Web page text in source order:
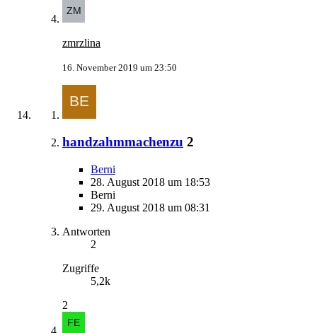
zmrzlina
16. November 2019 um 23:50
handzahmmachenzu 2
Berni
28. August 2018 um 18:53
Berni
29. August 2018 um 08:31
Antworten
2
Zugriffe
5,2k
2